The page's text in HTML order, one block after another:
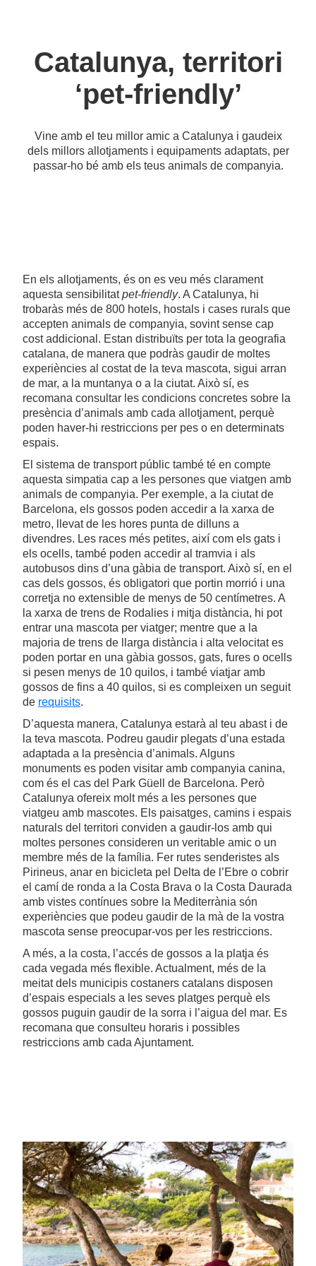
Catalunya, territori
‘pet-friendly’
Vine amb el teu millor amic a Catalunya i gaudeix
dels millors allotjaments i equipaments adaptats, per
passar-ho bé amb els teus animals de companyia.
En els allotjaments, és on es veu més clarament
aquesta sensibilitatpet-friendly. A Catalunya, hi
trobaràs més de 800 hotels, hostals i cases rurals que
accepten animals de companyia, sovint sense cap
cost addicional. Estan distribuïts per tota la geografia
catalana, de manera que podràs gaudir de moltes
experiències al costat de la teva mascota, sigui arran
de mar, a la muntanya o a la ciutat. Això sí, es
recomana consultar les condicions concretes sobre la
presència d’animals amb cada allotjament, perquè
poden haver-hi restriccions per pes o en determinats
espais.
El sistema de transport públic també té en compte
aquesta simpatia cap a les persones que viatgen amb
animals de companyia. Per exemple, a la ciutat de
Barcelona, els gossos poden accedir a la xarxa de
metro, llevat de les hores punta de dilluns a
divendres. Les races més petites, així com els gats i
els ocells, també poden accedir al tramvia i als
autobusos dins d’una gàbia de transport. Això sí, en el
cas dels gossos, és obligatori que portin morrió i una
corretja no extensible de menys de 50 centímetres. A
la xarxa de trens de Rodalies i mitja distància, hi pot
entrar una mascota per viatger; mentre que a la
majoria de trens de llarga distància i alta velocitat es
poden portar en una gàbia gossos, gats, fures o ocells
si pesen menys de 10 quilos, i també viatjar amb
gossos de fins a 40 quilos, si es compleixen un seguit
de requisits.
D’aquesta manera, Catalunya estarà al teu abast i de
la teva mascota. Podreu gaudir plegats d’una estada
adaptada a la presència d’animals. Alguns
monuments es poden visitar amb companyia canina,
com és el cas del Park Güell de Barcelona. Però
Catalunya ofereix molt més a les persones que
viatgeu amb mascotes. Els paisatges, camins i espais
naturals del territori conviden a gaudir-los amb qui
moltes persones consideren un veritable amic o un
membre més de la família. Fer rutes senderistes als
Pirineus, anar en bicicleta pel Delta de l’Ebre o cobrir
el camí de ronda a la Costa Brava o la Costa Daurada
amb vistes contínues sobre la Mediterrània són
experiències que podeu gaudir de la mà de la vostra
mascota sense preocupar-vos per les restriccions.
A més, a la costa, l’accés de gossos a la platja és
cada vegada més flexible. Actualment, més de la
meitat dels municipis costaners catalans disposen
d’espais especials a les seves platges perquè els
gossos puguin gaudir de la sorra i l’aigua del mar. Es
recomana que consulteu horaris i possibles
restriccions amb cada Ajuntament.